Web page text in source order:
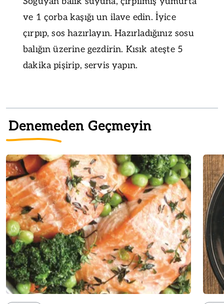
ve 1 çorba kaşığı un ilave edin. İyice
çırpıp, sos hazırlayın. Hazırladığınız sosu
balığın üzerine gezdirin. Kısık ateşte 5
dakika pişirip, servis yapın.
Denemeden Geçmeyin